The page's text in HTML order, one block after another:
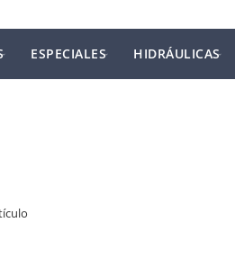
ESPECIALES HIDRÁULICAS